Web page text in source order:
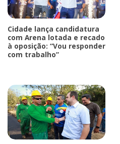
Cidade lança candidatura
com Arena lotada e recado
à oposição: “Vou responder
com trabalho”